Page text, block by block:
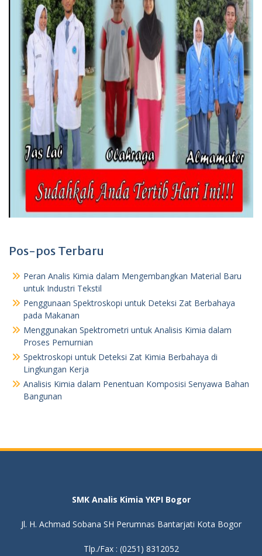
Pos-pos Terbaru
Peran Analis Kimia dalam Mengembangkan Material Baru
untuk Industri Tekstil
Penggunaan Spektroskopi untuk Deteksi Zat Berbahaya
pada Makanan
Menggunakan Spektrometri untuk Analisis Kimia dalam
Proses Pemurnian
Spektroskopi untuk Deteksi Zat Kimia Berbahaya di
Lingkungan Kerja
Analisis Kimia dalam Penentuan Komposisi Senyawa Bahan
Bangunan
SMK Analis Kimia YKPI Bogor
Jl. H. Achmad Sobana SH Perumnas Bantarjati Kota Bogor
Tlp./Fax : (0251) 8312052